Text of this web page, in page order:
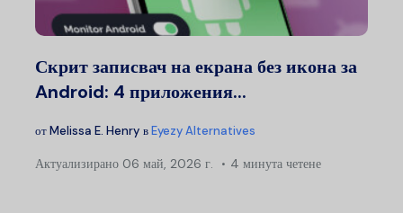
Скрит записвач на екрана без икона за
Android: 4 приложения...
отMelissa E. Henry вEyezy Alternatives
Актуализирано 06 май, 2026 г. 4 минута четене